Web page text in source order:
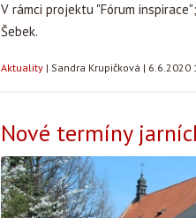
V rámci projektu "Fórum
Šebek.
Aktuality | Sandra Krupičková | 6.6.2020
Nové termíny